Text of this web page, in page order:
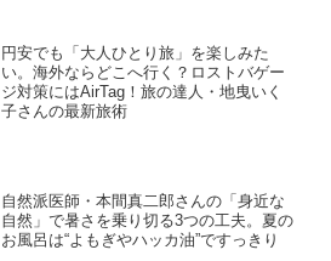
円安でも「大人ひとり旅」を楽しみた
い。海外ならどこへ行く？ロストバゲー
ジ対策にはAirTag！旅の達人・地曳いく
子さんの最新旅術
自然派医師・本間真二郎さんの「身近な
自然」で暑さを乗り切る3つの工夫。夏の
お風呂は“よもぎやハッカ油”ですっきり